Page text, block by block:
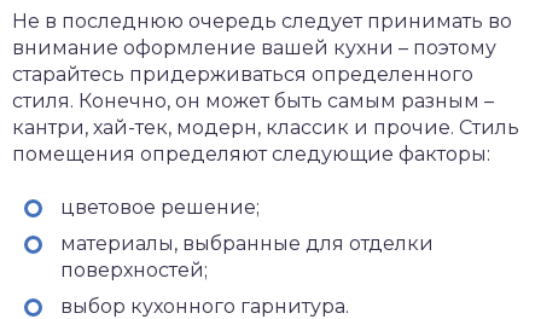
Не в последнюю очередь следует принимать во
внимание оформление вашей кухни – поэтому
старайтесь придерживаться определенного
стиля. Конечно, он может быть самым разным –
кантри, хай-тек, модерн, классик и прочие. Стиль
помещения определяют следующие факторы:
цветовое решение;
материалы, выбранные для отделки
поверхностей;
выбор кухонного гарнитура.